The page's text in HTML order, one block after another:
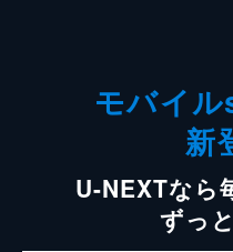
モバイ
新
U-NEXTなら
ずっ